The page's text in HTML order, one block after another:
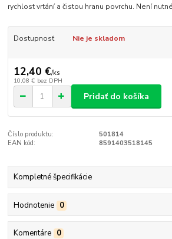
rychlost vrtání a čistou hranu povrchu. Není
Dostupnosť Nie je skladom
12,40 €/ks
10,08 € bez DPH
Pridať do košíka
Číslo produktu:
501814
EAN kód:
8591403518145
Kompletné špecifikácie
Hodnotenie 0
Komentáre 0